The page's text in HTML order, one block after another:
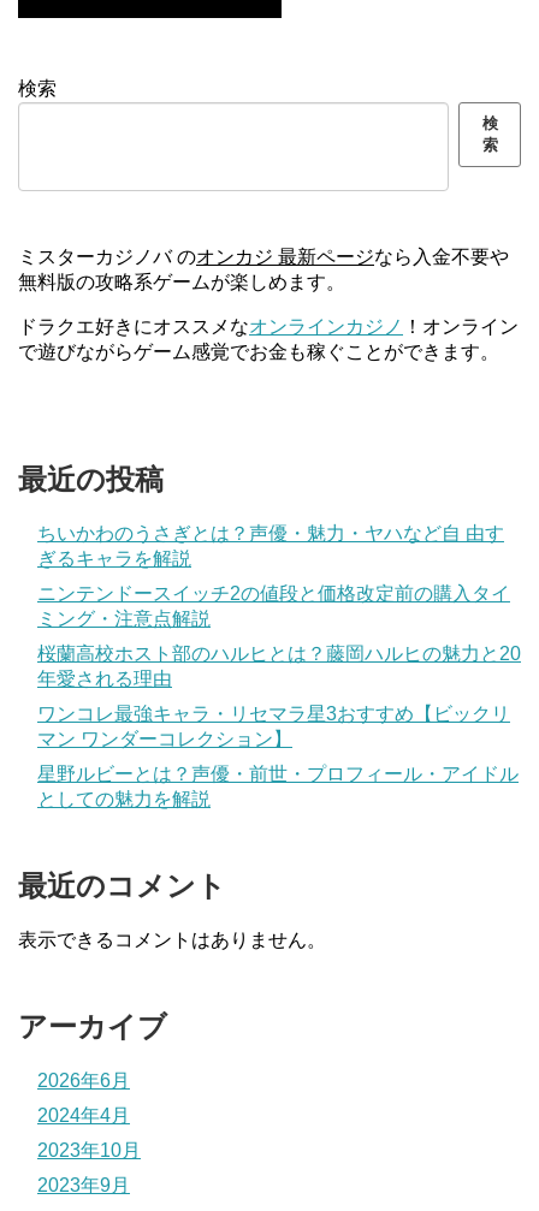
検索
検
索
ミスターカジノバ のオンカジ 最新ページなら入金不要や
無料版の攻略系ゲームが楽しめます。
ドラクエ好きにオススメなオンラインカジノ ！オンライン
で遊びながらゲーム感覚でお金も稼ぐことができます。
最近の投稿
ちいかわのうさぎとは？声優・魅力・ヤハなど自 由す
ぎるキャラを解説
ニンテンドースイッチ2の値段と価格改定前の購入タイ
ミング・注意点解説
桜蘭高校ホスト部のハルヒとは？藤岡ハルヒの魅力と20
年愛される理由
ワンコレ最強キャラ・リセマラ星3おすすめ【ビックリ
マン ワンダーコレクション】
星野ルビーとは？声優・前世・プロフィール・アイドル
としての魅力を解説
最近のコメント
表示できるコメントはありません。
アーカイブ
2026年6月
2024年4月
2023年10月
2023年9月